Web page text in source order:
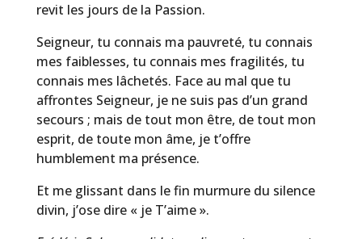
revit les jours de la Passion.
Seigneur, tu connais ma pauvreté, tu connais
mes faiblesses, tu connais mes fragilités, tu
connais mes lâchetés. Face au mal que tu
affrontes Seigneur, je ne suis pas d’un grand
secours ; mais de tout mon être, de tout mon
esprit, de toute mon âme, je t’offre
humblement ma présence.
Et me glissant dans le fin murmure du silence
divin, j’ose dire « je T’aime ».